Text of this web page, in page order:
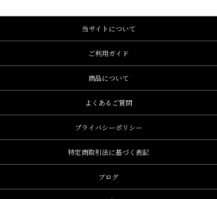
当サイトについて
ご利用ガイド
商品について
よくあるご質問
プライバシーポリシー
特定商取引法に基づく表記
ブログ